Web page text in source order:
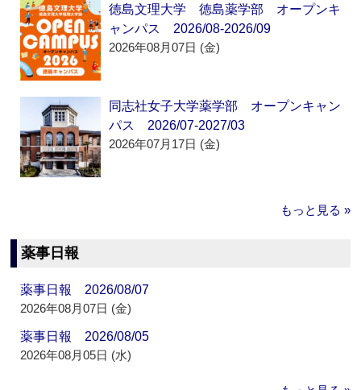
徳島文理大学 徳島薬学部 オープンキ
ャンパス 2026/08-2026/09
2026年08月07日 (金)
同志社女子大学薬学部 オープンキャン
パス 2026/07-2027/03
2026年07月17日 (金)
もっと見る »
薬事日報
薬事日報 2026/08/07
2026年08月07日 (金)
薬事日報 2026/08/05
2026年08月05日 (水)